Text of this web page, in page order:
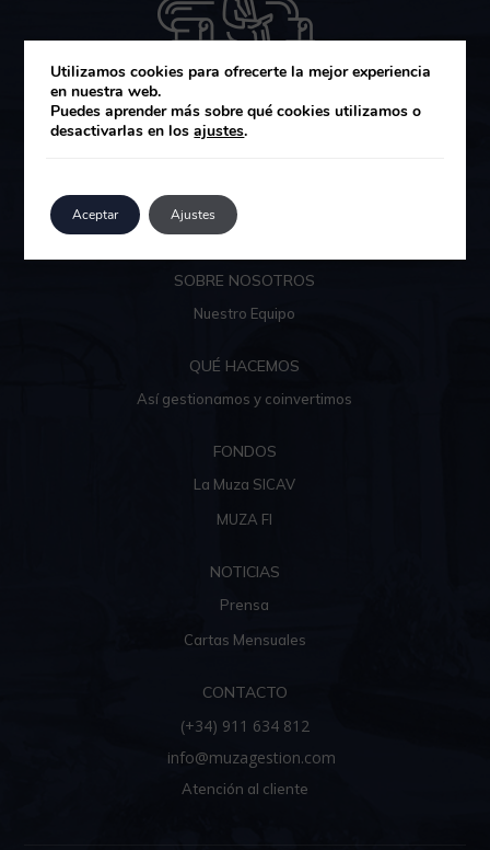
MUZA GESTIÓN DE ACTIVOS SGIIC
Área de clientes
SOBRE NOSOTROS
Nuestro Equipo
QUÉ HACEMOS
Así gestionamos y coinvertimos
FONDOS
La Muza SICAV
MUZA FI
NOTICIAS
Prensa
Cartas Mensuales
CONTACTO
(+34) 911 634 812
info@muzagestion.com
Atención al cliente
Utilizamos cookies para ofrecerte la mejor experiencia
en nuestra web.
Puedes aprender más sobre qué cookies utilizamos o
desactivarlas en losajustes.
Aceptar Ajustes